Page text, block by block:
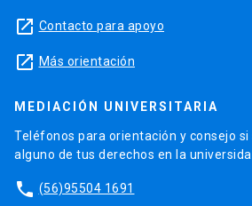
launch Contacto para apoyo
launch Más orientación
MEDIACIÓN UNIVERSITARIA
Teléfonos para orientación y consejo si
alguno de tus derechos en la
phone (56)95504 1691